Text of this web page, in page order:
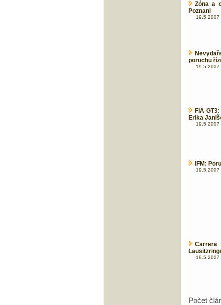
Zóna a
Poznani
19.5.2007
poruchu
19.5.2007
FIA
Erika
19.5.2007
IFM:
19.5.2007
Carrera
19.5.2007
Počet